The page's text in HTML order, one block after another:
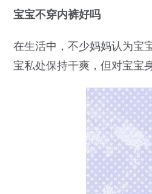
宝宝不穿内裤好吗
在生活中，不少妈妈认为宝
宝私处保持干爽，但对宝宝